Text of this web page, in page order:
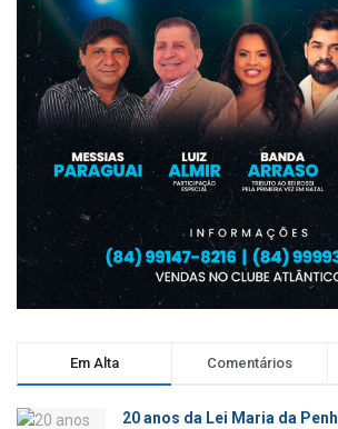
Em Alta Comentários
20 anos da Lei Maria da